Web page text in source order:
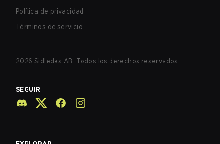
Política de privacidad
Términos de servicio
2026 Sidledes AB. Todos los derechos reservados.
SEGUIR